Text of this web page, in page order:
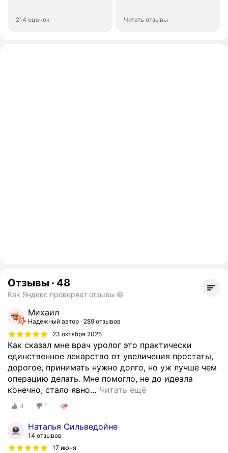
214 оценок Читать отзывы
Отзывы · 48
Как Яндекс проверяет отзывы
Михаил
Надёжный автор
289 отзывов
23 октября 2025
Как сказал мне врач уролог это практически
единственное лекарство от увеличения простаты,
дорогое, принимать нужно долго, но уж лучше чем
операцию делать. Мне помогло, не до идеала
конечно, стало явно… Читать ещё
4 1
Наталья Сильведойне
14 отзывов
17 июня